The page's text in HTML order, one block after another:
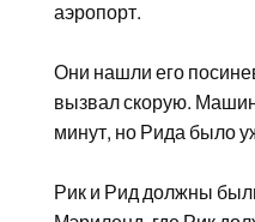
аэропорт.
Они нашли его
вызвал скорую.
минут, но Рида было
Рик и Рид должны